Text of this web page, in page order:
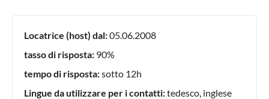
Locatrice (host) dal:05.06.2008
tasso di risposta: 90%
tempo di risposta:sotto 12h
Lingue da utilizzare per i contatti:tedesco, inglese